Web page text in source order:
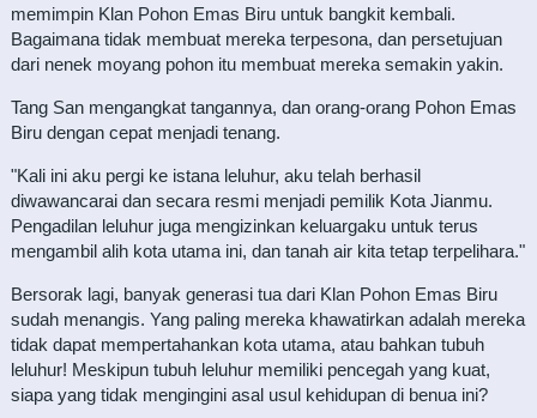
memimpin Klan Pohon Emas Biru untuk bangkit kembali.
Bagaimana tidak membuat mereka terpesona, dan persetujuan
dari nenek moyang pohon itu membuat mereka semakin yakin.
Tang San mengangkat tangannya, dan orang-orang Pohon Emas
Biru dengan cepat menjadi tenang.
"Kali ini aku pergi ke istana leluhur, aku telah berhasil
diwawancarai dan secara resmi menjadi pemilik Kota Jianmu.
Pengadilan leluhur juga mengizinkan keluargaku untuk terus
mengambil alih kota utama ini, dan tanah air kita tetap terpelihara."
Bersorak lagi, banyak generasi tua dari Klan Pohon Emas Biru
sudah menangis. Yang paling mereka khawatirkan adalah mereka
tidak dapat mempertahankan kota utama, atau bahkan tubuh
leluhur! Meskipun tubuh leluhur memiliki pencegah yang kuat,
siapa yang tidak mengingini asal usul kehidupan di benua ini?